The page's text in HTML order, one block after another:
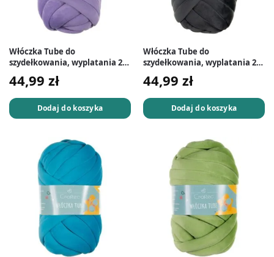
Włóczka Tube do
szydełkowania, wyplatania 20
mm fioletowa #10
44,99 zł
Dodaj do koszyka
Włóczka Tube do
szydełkowania, wyplatania 20
mm grafitowa #3
44,99 zł
Dodaj do koszyka